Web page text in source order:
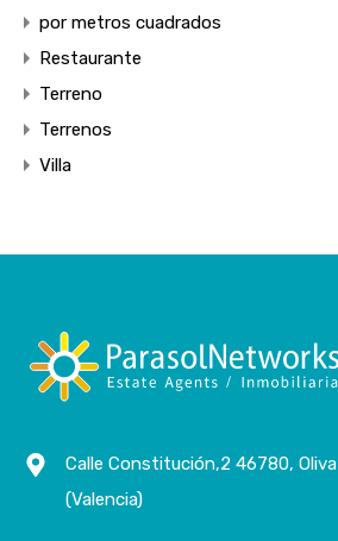
por metros cuadrados
Restaurante
Terreno
Terrenos
Villa
Calle Constitución,2 46780, Oliva
(Valencia)